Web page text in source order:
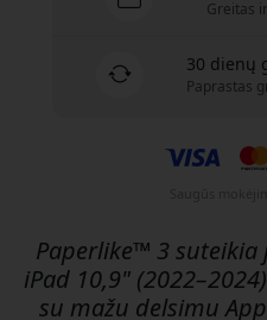
Greitas
30 dienų
Paprastas
Paperlike™ 3 suteikia
iPad 10,9"
su mažu delsimu